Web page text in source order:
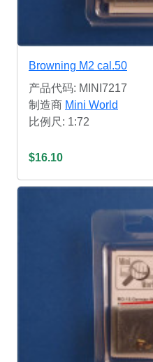
Browning M2 cal.50
产品代码: MINI7217
制造商 Mini World
比例尺: 1:72
$16.10